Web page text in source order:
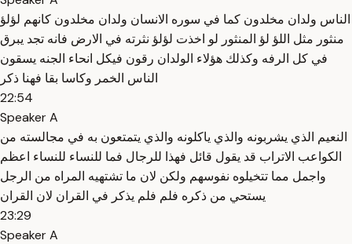
الناس ولدان مخلدون كما في سوره الانسان ولدان مخلدون كانهم لؤلؤ
منثور مثل اللؤ لؤ المنثور لو اخذت لؤلؤ نثرته في الارض فانه تجد يبرق
في كل الرفه وكذلك هؤلاء الولدان رقون فيكل انحاء الجنه يسقون
الناس الخمر وكاسا بقا فهنا ذكر
22:54
Speaker A
النعيم الذي يشربونه والذي ياكلونه والذي يتمتعون به في مجالسته من
الكواعب الاتراب قد يقول قائل فهذا للرجال فما للنساء للنساء اعظم
واجمل مما تتخيلوه نفوسهم ولكن لان ما تشتهيه المراه من الرجل
يستحي من ذكره فلم فلم يذكر في القران لان القران
23:29
Speaker A